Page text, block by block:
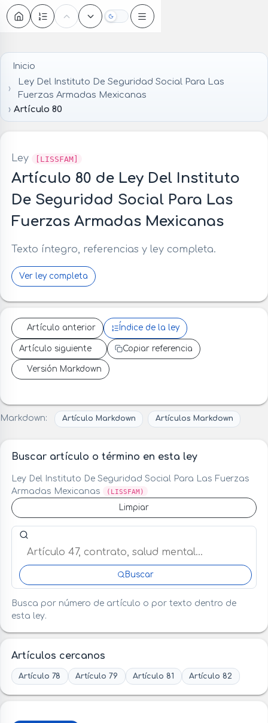
Oscuro
Inicio
Ley Del Instituto De Seguridad Social Para Las
Fuerzas Armadas Mexicanas
Artículo 80
Ley [LISSFAM]
Artículo 80 de Ley Del Instituto
De Seguridad Social Para Las
Fuerzas Armadas Mexicanas
Texto íntegro, referencias y ley completa.
Ver ley completa
Artículo anterior Índice de la ley
Artículo siguiente Copiar referencia
Versión Markdown
Markdown: Artículo Markdown Artículos Markdown
Buscar artículo o término en esta ley
Ley Del Instituto De Seguridad Social Para Las Fuerzas
Armadas Mexicanas
(LISSFAM)
Limpiar
Buscar artículo o término en esta ley
Buscar
Busca por número de artículo o por texto dentro de
esta ley.
Artículos cercanos
Artículo 78 Artículo 79 Artículo 81 Artículo 82